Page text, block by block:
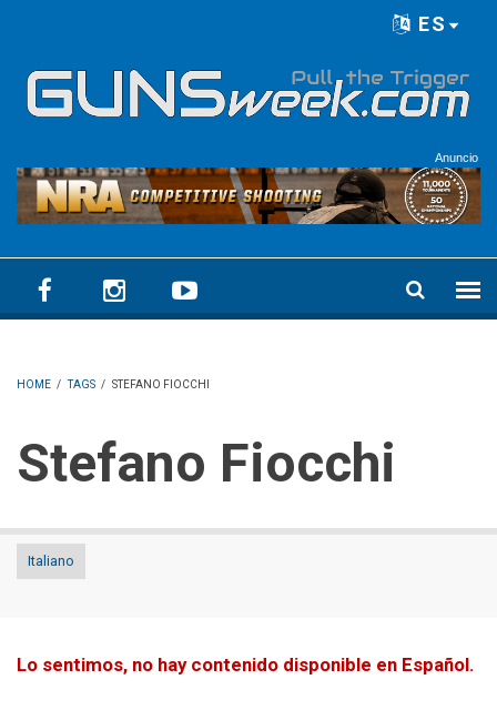
ES
Anuncio
HOME / TAGS / STEFANO FIOCCHI
Stefano Fiocchi
Italiano
Lo sentimos, no hay contenido disponible en Español.